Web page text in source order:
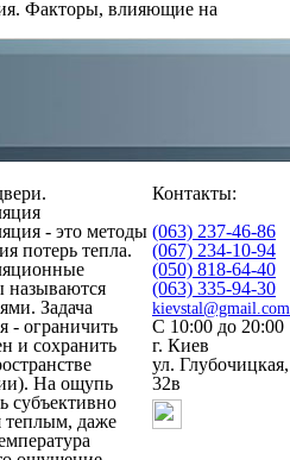
Факторы, влияющие на
- это методы
потерь тепла.
называются
Задача
- ограничить
и сохранить
На ощупь
субъективно
теплым, даже
Контакты:
(063) 237-46-86
(067) 234-10-94
(050) 818-64-40
(063) 335-94-30
kievstal@gmail.com
С 10:00 до 20:00
г. Киев
ул. Глубочицкая,
32в